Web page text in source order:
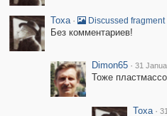
Toxa · Discussed fragment
Без комментариев!
Dimon65 · 31
Тоже
Toxa ·